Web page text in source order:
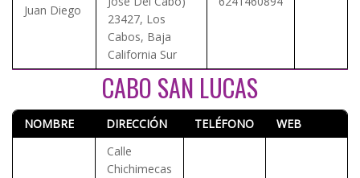
Juan Diego
23427, Los
Cabos, Baja
California Sur
CABO SAN LUCAS
NOMBRE DIRECCIÓN TELÉFONO WEB
Calle
Chichimecas